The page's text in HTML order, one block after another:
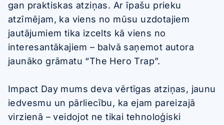
gan praktiskas atziņas. Ar īpašu prieku
atzīmējam, ka viens no mūsu uzdotajiem
jautājumiem tika izcelts kā viens no
interesantākajiem – balvā saņemot autora
jaunāko grāmatu “The Hero Trap”.
Impact Day mums deva vērtīgas atziņas, jaunu
iedvesmu un pārliecību, ka ejam pareizajā
virzienā – veidojot ne tikai tehnoloģiski